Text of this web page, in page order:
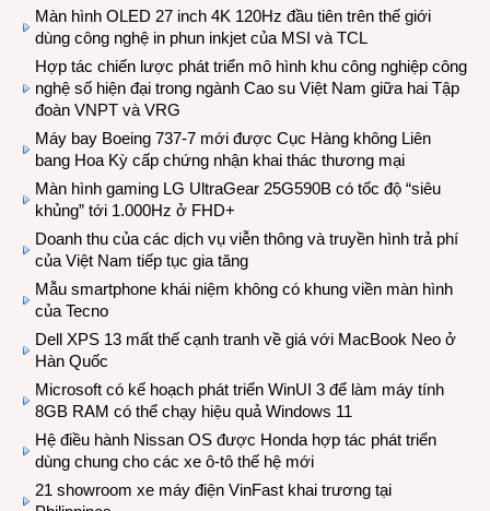
Màn hình OLED 27 inch 4K 120Hz đầu tiên trên thế giới
dùng công nghệ in phun inkjet của MSI và TCL
Hợp tác chiến lược phát triển mô hình khu công nghiệp công
nghệ số hiện đại trong ngành Cao su Việt Nam giữa hai Tập
đoàn VNPT và VRG
Máy bay Boeing 737-7 mới được Cục Hàng không Liên
bang Hoa Kỳ cấp chứng nhận khai thác thương mại
Màn hình gaming LG UltraGear 25G590B có tốc độ “siêu
khủng” tới 1.000Hz ở FHD+
Doanh thu của các dịch vụ viễn thông và truyền hình trả phí
của Việt Nam tiếp tục gia tăng
Mẫu smartphone khái niệm không có khung viền màn hình
của Tecno
Dell XPS 13 mất thế cạnh tranh về giá với MacBook Neo ở
Hàn Quốc
Microsoft có kế hoạch phát triển WinUI 3 để làm máy tính
8GB RAM có thể chạy hiệu quả Windows 11
Hệ điều hành Nissan OS được Honda hợp tác phát triển
dùng chung cho các xe ô-tô thế hệ mới
21 showroom xe máy điện VinFast khai trương tại